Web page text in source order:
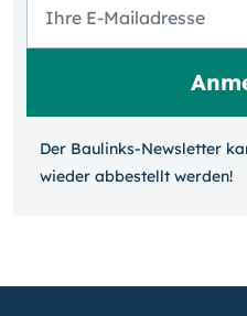
Der Baulinks-Newsletter
wieder ab­bestellt werden!